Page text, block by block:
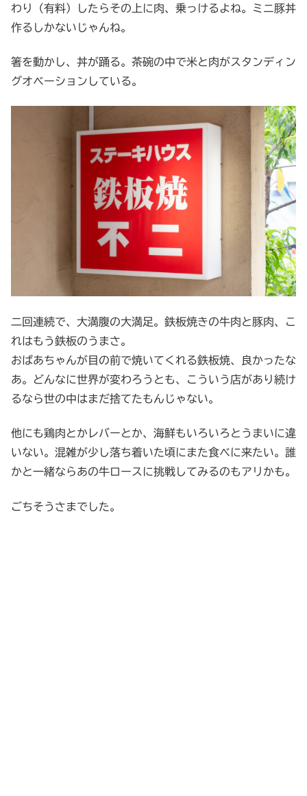
わり（有料）したらその上に肉、乗っけるよね。ミニ豚丼
作るしかないじゃんね。
箸を動かし、丼が踊る。茶碗の中で米と肉がスタンディン
グオベーションしている。
二回連続で、大満腹の大満足。鉄板焼きの牛肉と豚肉、こ
れはもう鉄板のうまさ。
おばあちゃんが目の前で焼いてくれる鉄板焼、良かったな
あ。どんなに世界が変わろうとも、こういう店があり続け
るなら世の中はまだ捨てたもんじゃない。
他にも鶏肉とかレバーとか、海鮮もいろいろとうまいに違
いない。混雑が少し落ち着いた頃にまた食べに来たい。誰
かと一緒ならあの牛ロースに挑戦してみるのもアリかも。
ごちそうさまでした。